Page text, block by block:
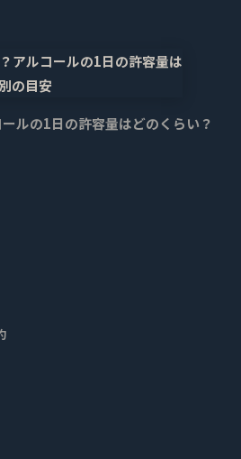
ルの1日の許容量はどのくらい？